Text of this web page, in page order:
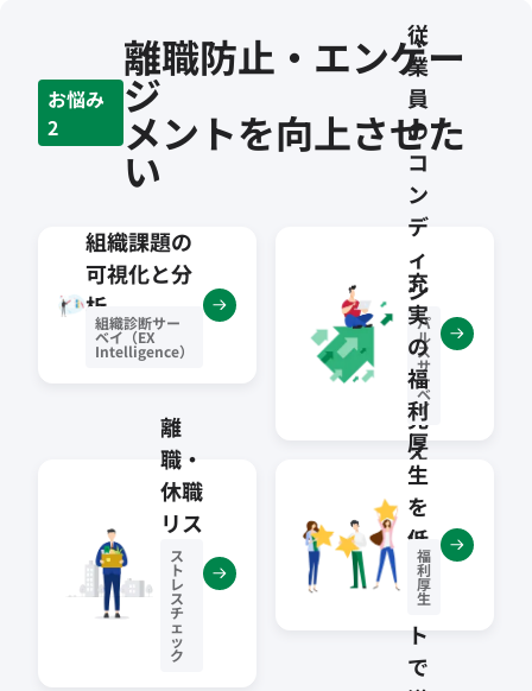
お悩み
2
離職防止・エンゲー
ジ
メントを向上させた
い
組織課題の
可視化と分
析
組織診断サー
ベイ（EX
Intelligence）
従
業
員
の
コ
ン
デ
ィ
シ
ョ
ン
を
見
え
る
化
パ
ル
ス
サ
ー
ベ
イ
離
職・
休職
リス
クを
低減
ス
ト
レ
ス
チ
ェ
ッ
ク
充
実
の
福
利
厚
生
を
低
コ
ス
ト
で
福
利
厚
生